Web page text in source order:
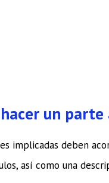
un
implicadas deben
así como una